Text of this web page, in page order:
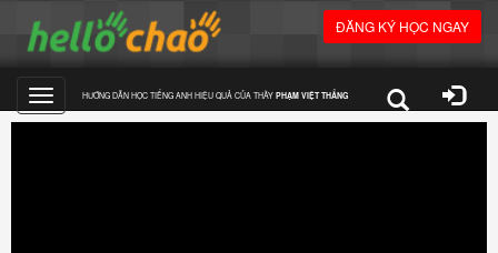
ĐĂNG KÝ HỌC NGAY
Toggle
HƯỚNG DẪN HỌC TIẾNG ANH HIỆU QUẢ CỦA THẦY PHẠM VIỆT THẮNG